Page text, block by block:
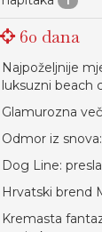
60 dana
Najpoželjnije
luksuzni beach
Glamurozna
Odmor iz
Dog Line:
Hrvatski brend
Kremasta